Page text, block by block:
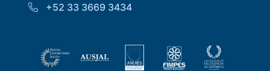
+52 33 3669 3434